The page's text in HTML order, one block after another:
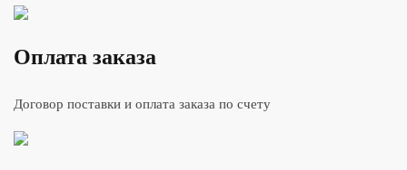
Оплата заказа
Договор поставки и оплата заказа по счету